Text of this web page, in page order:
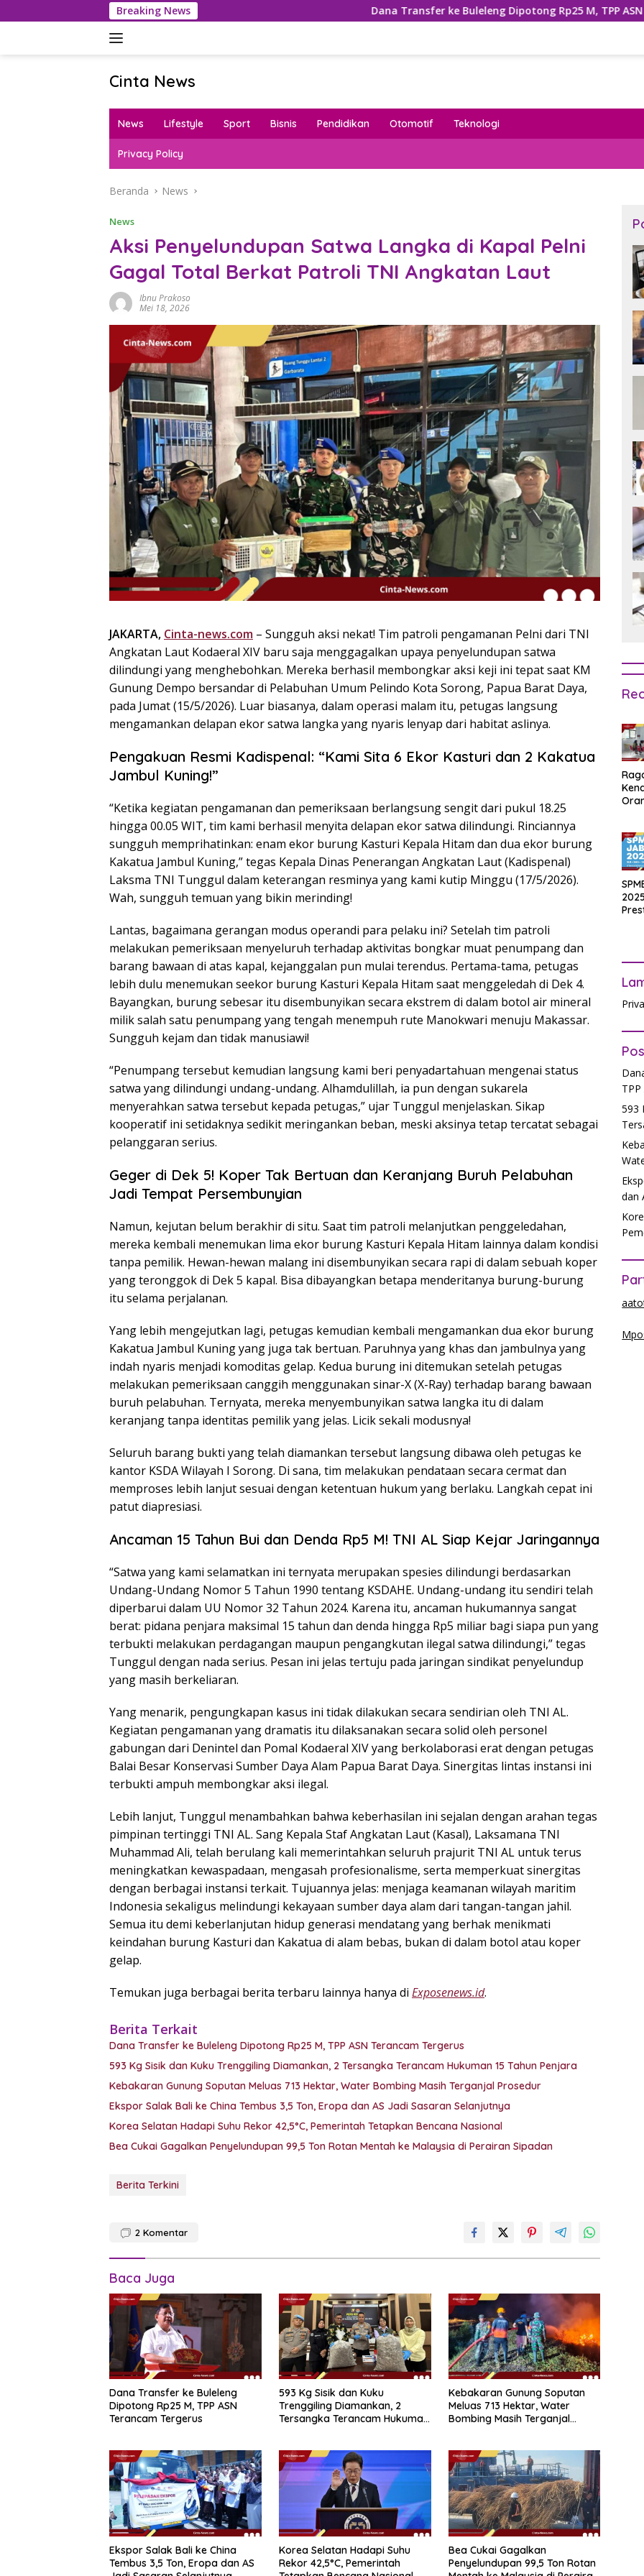
ke
Breaking News Dana Transfer ke Buleleng Dipotong Rp25 M, TPP ASN Terancam Tergerus
Cinta News
News
Kabar
Inspirasi!
News Lifestyle Sport Bisnis Pendidikan Otomotif Teknologi
Privacy Policy
Beranda News
News
Aksi Penyelundupan Satwa Langka di Kapal Pelni
Gagal Total Berkat Patroli TNI Angkatan Laut
Ibnu Prakoso
Mei 18, 2026
JAKARTA, Cinta-news.com – Sungguh aksi nekat! Tim patroli pengamanan Pelni dari TNI
Angkatan Laut Kodaeral XIV baru saja menggagalkan upaya penyelundupan satwa
dilindungi yang menghebohkan. Mereka berhasil membongkar aksi keji ini tepat saat KM
Gunung Dempo bersandar di Pelabuhan Umum Pelindo Kota Sorong, Papua Barat Daya,
pada Jumat (15/5/2026). Luar biasanya, dalam operasi malam itu, petugas langsung
mengamankan delapan ekor satwa langka yang nyaris lenyap dari habitat aslinya.
Pengakuan Resmi Kadispenal: “Kami Sita 6 Ekor Kasturi dan 2 Kakatua
Jambul Kuning!”
“Ketika kegiatan pengamanan dan pemeriksaan berlangsung sengit dari pukul 18.25
hingga 00.05 WIT, tim kami berhasil menyita delapan ekor satwa dilindungi. Rinciannya
sungguh memprihatinkan: enam ekor burung Kasturi Kepala Hitam dan dua ekor burung
Kakatua Jambul Kuning,” tegas Kepala Dinas Penerangan Angkatan Laut (Kadispenal)
Laksma TNI Tunggul dalam keterangan resminya yang kami kutip Minggu (17/5/2026).
Wah, sungguh temuan yang bikin merinding!
Lantas, bagaimana gerangan modus operandi para pelaku ini? Setelah tim patroli
melakukan pemeriksaan menyeluruh terhadap aktivitas bongkar muat penumpang dan
barang bawaan di atas kapal, kejanggalan pun mulai terendus. Pertama-tama, petugas
lebih dulu menemukan seekor burung Kasturi Kepala Hitam saat menggeledah di Dek 4.
Bayangkan, burung sebesar itu disembunyikan secara ekstrem di dalam botol air mineral
milik salah satu penumpang yang tengah menempuh rute Manokwari menuju Makassar.
Sungguh kejam dan tidak manusiawi!
“Penumpang tersebut kemudian langsung kami beri penyadartahuan mengenai status
satwa yang dilindungi undang-undang. Alhamdulillah, ia pun dengan sukarela
menyerahkan satwa tersebut kepada petugas,” ujar Tunggul menjelaskan. Sikap
kooperatif ini setidaknya sedikit meringankan beban, meski aksinya tetap tercatat sebagai
pelanggaran serius.
Geger di Dek 5! Koper Tak Bertuan dan Keranjang Buruh Pelabuhan
Jadi Tempat Persembunyian
Namun, kejutan belum berakhir di situ. Saat tim patroli melanjutkan penggeledahan,
mereka kembali menemukan lima ekor burung Kasturi Kepala Hitam lainnya dalam kondisi
tanpa pemilik. Hewan-hewan malang ini disembunyikan secara rapi di dalam sebuah koper
yang teronggok di Dek 5 kapal. Bisa dibayangkan betapa menderitanya burung-burung
itu selama perjalanan.
Yang lebih mengejutkan lagi, petugas kemudian kembali mengamankan dua ekor burung
Kakatua Jambul Kuning yang juga tak bertuan. Paruhnya yang khas dan jambulnya yang
indah nyaris menjadi komoditas gelap. Kedua burung ini ditemukan setelah petugas
melakukan pemeriksaan canggih menggunakan sinar-X (X-Ray) terhadap barang bawaan
buruh pelabuhan. Ternyata, mereka menyembunyikan satwa langka itu di dalam
keranjang tanpa identitas pemilik yang jelas. Licik sekali modusnya!
Seluruh barang bukti yang telah diamankan tersebut langsung dibawa oleh petugas ke
kantor KSDA Wilayah I Sorong. Di sana, tim melakukan pendataan secara cermat dan
memproses lebih lanjut sesuai dengan ketentuan hukum yang berlaku. Langkah cepat ini
patut diapresiasi.
Ancaman 15 Tahun Bui dan Denda Rp5 M! TNI AL Siap Kejar Jaringannya
“Satwa yang kami selamatkan ini ternyata merupakan spesies dilindungi berdasarkan
Undang-Undang Nomor 5 Tahun 1990 tentang KSDAHE. Undang-undang itu sendiri telah
diperbarui dalam UU Nomor 32 Tahun 2024. Karena itu, ancaman hukumannya sangat
berat: pidana penjara maksimal 15 tahun dan denda hingga Rp5 miliar bagi siapa pun yang
terbukti melakukan perdagangan maupun pengangkutan ilegal satwa dilindungi,” tegas
Tunggul dengan nada serius. Pesan ini jelas tertuju pada jaringan sindikat penyelundup
yang masih berkeliaran.
Yang menarik, pengungkapan kasus ini tidak dilakukan secara sendirian oleh TNI AL.
Kegiatan pengamanan yang dramatis itu dilaksanakan secara solid oleh personel
gabungan dari Denintel dan Pomal Kodaeral XIV yang berkolaborasi erat dengan petugas
Balai Besar Konservasi Sumber Daya Alam Papua Barat Daya. Sinergitas lintas instansi ini
terbukti ampuh membongkar aksi ilegal.
Lebih lanjut, Tunggul menambahkan bahwa keberhasilan ini sejalan dengan arahan tegas
pimpinan tertinggi TNI AL. Sang Kepala Staf Angkatan Laut (Kasal), Laksamana TNI
Muhammad Ali, telah berulang kali memerintahkan seluruh prajurit TNI AL untuk terus
meningkatkan kewaspadaan, mengasah profesionalisme, serta memperkuat sinergitas
dengan berbagai instansi terkait. Tujuannya jelas: menjaga keamanan wilayah maritim
Indonesia sekaligus melindungi kekayaan sumber daya alam dari tangan-tangan jahil.
Semua itu demi keberlanjutan hidup generasi mendatang yang berhak menikmati
keindahan burung Kasturi dan Kakatua di alam bebas, bukan di dalam botol atau koper
gelap.
Temukan juga berbagai berita terbaru lainnya hanya di Exposenews.id.
Berita Terkait
Dana Transfer ke Buleleng Dipotong Rp25 M, TPP ASN Terancam Tergerus
593 Kg Sisik dan Kuku Trenggiling Diamankan, 2 Tersangka Terancam Hukuman 15 Tahun Penjara
Kebakaran Gunung Soputan Meluas 713 Hektar, Water Bombing Masih Terganjal Prosedur
Ekspor Salak Bali ke China Tembus 3,5 Ton, Eropa dan AS Jadi Sasaran Selanjutnya
Korea Selatan Hadapi Suhu Rekor 42,5°C, Pemerintah Tetapkan Bencana Nasional
Bea Cukai Gagalkan Penyelundupan 99,5 Ton Rotan Mentah ke Malaysia di Perairan Sipadan
Berita Terkini
2 Komentar
Baca Juga
Dana Transfer ke Buleleng
Dipotong Rp25 M, TPP ASN
Terancam Tergerus
593 Kg Sisik dan Kuku
Trenggiling Diamankan, 2
Tersangka Terancam Hukuman
Kebakaran Gunung Soputan
Meluas 713 Hektar, Water
Bombing Masih Terganjal
Ekspor Salak Bali ke China
Tembus 3,5 Ton, Eropa dan AS
Korea Selatan Hadapi Suhu
Rekor 42,5°C, Pemerintah
Bea Cukai Gagalkan
Penyelundupan 99,5 Ton Rotan
593
dan